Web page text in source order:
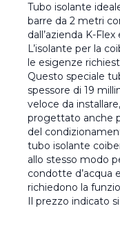
Tubo isolante
barre da 2 metri
dall’azienda K-
L’isolante per la
le esigenze
Questo speciale
spessore di 19
veloce da
progettato anche
del
tubo isolante
allo stesso modo
condotte d’acqua
richiedono la
Il prezzo indicato